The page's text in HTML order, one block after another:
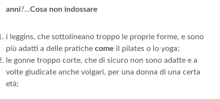
anni?...Cosa non indossare
i leggins, che sottolineano troppo le proprie forme, e sono
più adatti a delle pratiche come il pilates o lo yoga;
le gonne troppo corte, che di sicuro non sono adatte e a
volte giudicate anche volgari, per una donna di una certa
età;